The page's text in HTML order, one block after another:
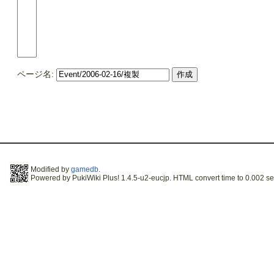
ページ名:
Modified bygamedb.
Powered by PukiWiki Plus! 1.4.5-u2-eucjp. HTML convert time to 0.002